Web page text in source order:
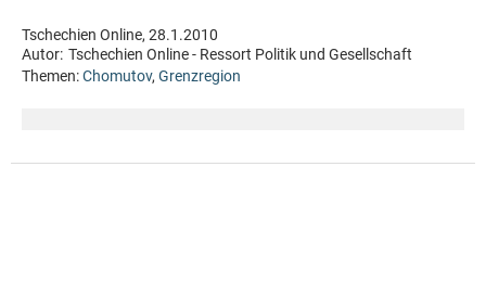
Tschechien Online, 28.1.2010
Autor: Tschechien Online - Ressort Politik und Gesellschaft
Themen:Chomutov, Grenzregion